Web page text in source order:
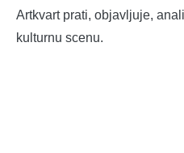
Artkvart prati, objavljuje,
kulturnu scenu.